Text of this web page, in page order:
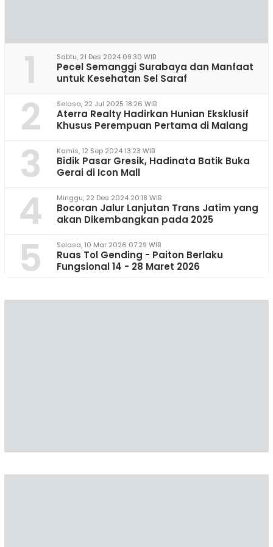
1 Sabtu, 21 Des 2024 09:30 WIB
Pecel Semanggi Surabaya dan Manfaat
untuk Kesehatan Sel Saraf
2 Selasa, 22 Jul 2025 18:26 WIB
Aterra Realty Hadirkan Hunian Eksklusif
Khusus Perempuan Pertama di Malang
3 Kamis, 12 Sep 2024 13:23 WIB
Bidik Pasar Gresik, Hadinata Batik Buka
Gerai di Icon Mall
4 Minggu, 22 Des 2024 20:18 WIB
Bocoran Jalur Lanjutan Trans Jatim yang
akan Dikembangkan pada 2025
5 Selasa, 10 Mar 2026 07:29 WIB
Ruas Tol Gending - Paiton Berlaku
Fungsional 14 - 28 Maret 2026